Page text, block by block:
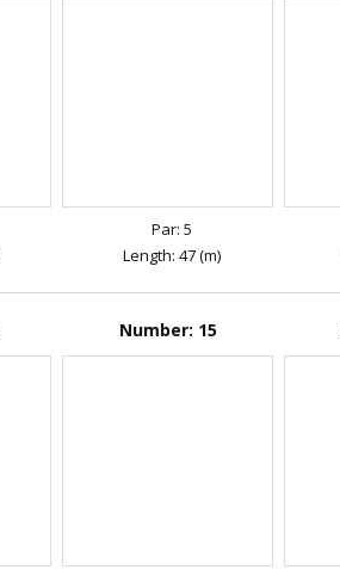
Par: 5
Length: 47 (m)
Number: 15